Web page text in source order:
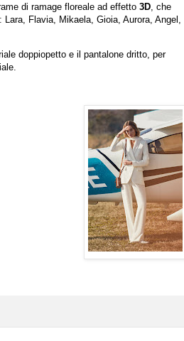
di ramage floreale ad effetto 3D , che
Flavia, Mikaela, Gioia, Aurora, Angel,
doppiopetto e il pantalone dritto, per